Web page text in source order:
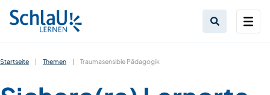
Startseite | Themen | Traumasensible Pädagogik